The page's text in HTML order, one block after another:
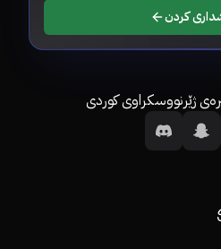
کردن
ژێرنووسکراوی کوردی